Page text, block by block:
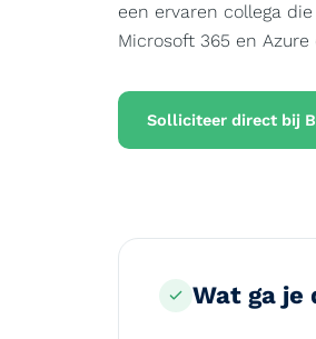
een ervaren collega
Microsoft 365 en
Solliciteer direct bij
Wat ga je